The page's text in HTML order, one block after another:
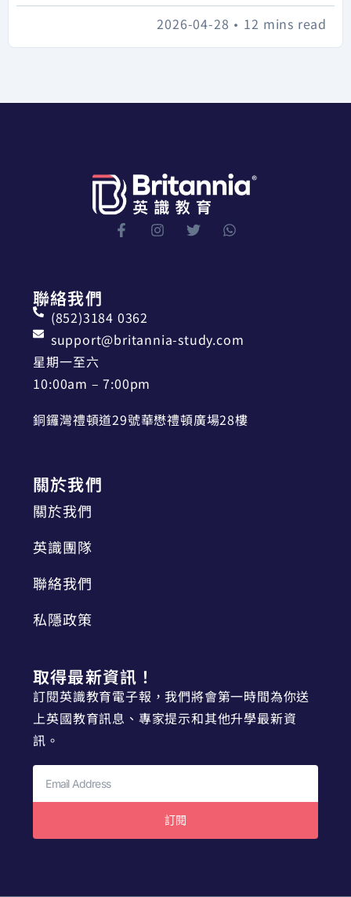
12 mins read
•
2026-04-28
聯絡我們
(852)3184 0362
support@britannia-study.com
星期一至六
10:00am – 7:00pm
銅鑼灣禮頓道29號華懋禮頓廣場28樓
關於我們
關於我們
英識團隊
聯絡我們
私隱政策
取得最新資訊！
訂閱英識教育電子報，我們將會第一時間為你送
上英國教育訊息、專家提示和其他升學最新資
訊。
訂閱